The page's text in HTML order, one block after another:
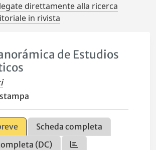
direttamente alla ricerca
in rivista
de Estudios
Scheda completa
(DC)